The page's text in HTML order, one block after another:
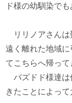
ド様の幼馴染でも
リリノアさんは
遠く離れた地域
てこちらへ帰って
バズドド様達は
きたことによっ